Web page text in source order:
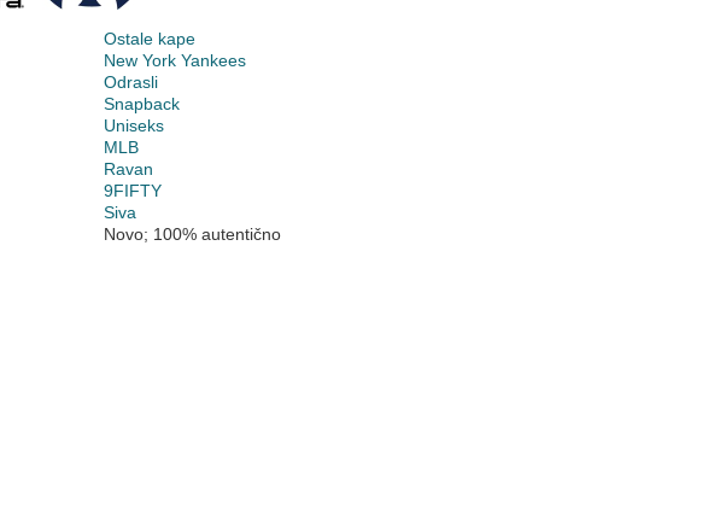
Ostale kape
New York Yankees
Odrasli
Snapback
Uniseks
MLB
Ravan
9FIFTY
Siva
Novo; 100% autentično